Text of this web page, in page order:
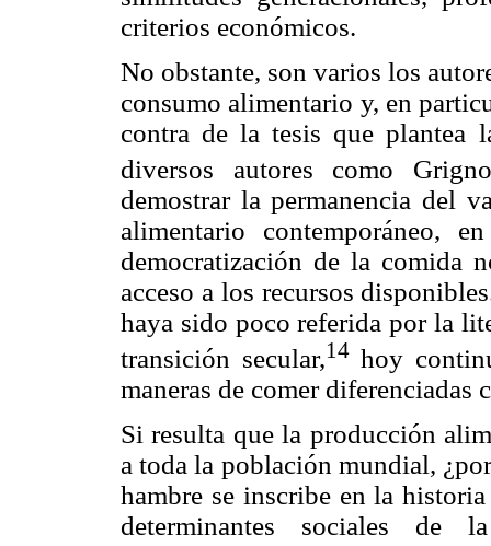
criterios económicos.
No obstante, son varios los
consumo alimentario y, en
contra de la tesis que plantea
diversos autores como
demostrar la permanencia del
alimentario contemporáneo,
democratización de la comida
acceso a los recursos
haya sido poco referida por la
transición secular,14hoy
maneras de comer diferenciadas
Si resulta que la producción
a toda la población mundial,
hambre se inscribe en la
determinantes sociales de